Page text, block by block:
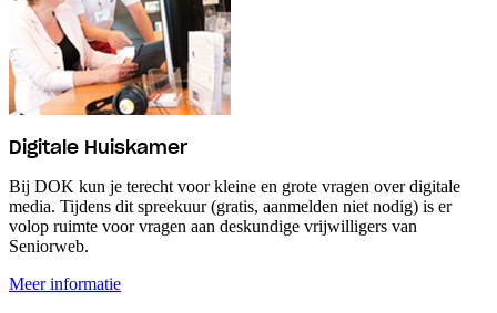
Digitale Huiskamer
Bij DOK kun je terecht voor kleine en grote vragen over digitale
media. Tijdens dit spreekuur (gratis, aanmelden niet nodig) is er
volop ruimte voor vragen aan deskundige vrijwilligers van
Seniorweb.
Meer informatie